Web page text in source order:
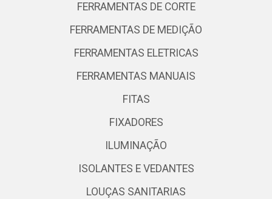
FERRAMENTAS DE CORTE
FERRAMENTAS DE MEDIÇÃO
FERRAMENTAS ELETRICAS
FERRAMENTAS MANUAIS
FITAS
FIXADORES
ILUMINAÇÃO
ISOLANTES E VEDANTES
LOUÇAS SANITARIAS